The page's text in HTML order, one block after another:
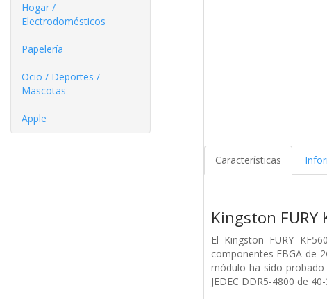
Hogar /
Electrodomésticos
Papelería
Ocio / Deportes /
Mascotas
Apple
Características
Kingston FURY
El Kingston FURY
componentes FBGA de
módulo ha sido probado
JEDEC DDR5-4800 de